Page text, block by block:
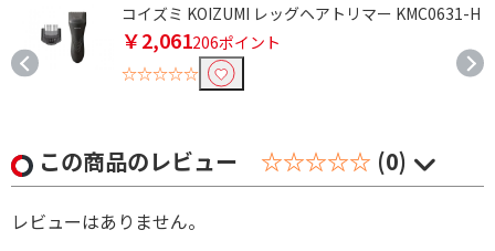
コイズミ KOIZUMI レッグヘアトリマー KMC0631-H
￥2,061206ポイント
☆☆☆☆☆
この商品のレビュー ☆☆☆☆☆ (0)
レビューはありません。